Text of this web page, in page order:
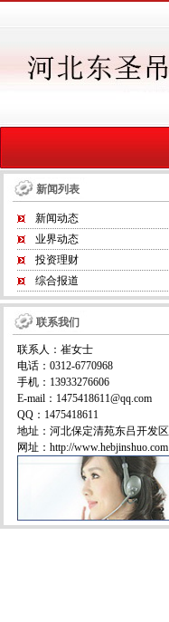
新闻列表
新闻动态
业界动态
投资理财
综合报道
联系我们
联系人：崔女士
电话：0312-6770968
手机：13933276606
E-mail：1475418611@qq.com
QQ：1475418611
地址：河北保定清苑东吕开发区
网址：http://www.hebjinshuo.com